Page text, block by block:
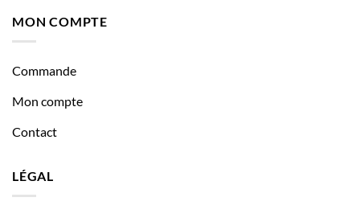
MON COMPTE
Commande
Mon compte
Contact
LÉGAL